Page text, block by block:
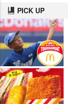
PICK UP